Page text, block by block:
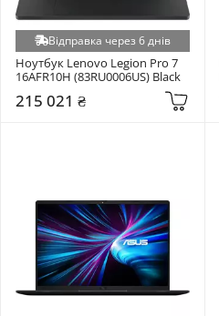
Відправка через 6 днів
Ноутбук Lenovo Legion Pro 7
16AFR10H (83RU0006US) Black
215 021 ₴